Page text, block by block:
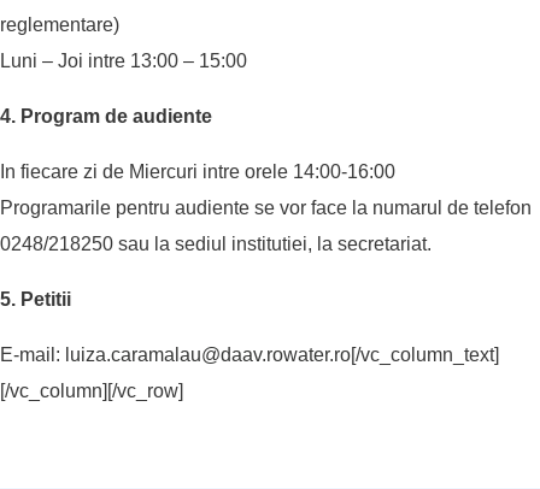
reglementare)
Luni – Joi intre 13:00 – 15:00
4. Program de audiente
In fiecare zi de Miercuri intre orele 14:00-16:00
Programarile pentru audiente se vor face la numarul de telefon
0248/218250 sau la sediul institutiei, la secretariat.
5. Petitii
E-mail: luiza.caramalau@daav.rowater.ro[/vc_column_text]
[/vc_column][/vc_row]